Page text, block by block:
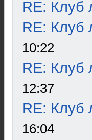
RE: Клуб
RE: Клуб
10:22
RE: Клуб
12:37
RE: Клуб
16:04